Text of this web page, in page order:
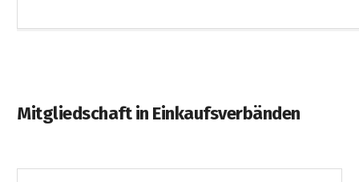
Mitgliedschaft in Einkaufsverbänden